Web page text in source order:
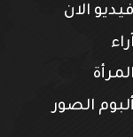
فيديو الان
آراء
المرأة
ألبوم الصور